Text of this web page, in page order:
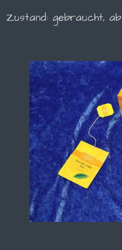
Zustand: gebraucht,